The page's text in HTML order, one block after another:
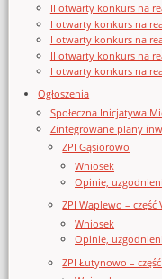
II otwarty konkurs na
I otwarty konkurs na
I otwarty konkurs na
II otwarty konkurs na
I otwarty konkurs na
Ogłoszenia
Społeczna Inicjatywa
Zintegrowane plany
ZPI Gąsiorowo
Wniosek
Opinie,
ZPI Waplewo – część
Wniosek
Opinie,
ZPI Łutynowo – część